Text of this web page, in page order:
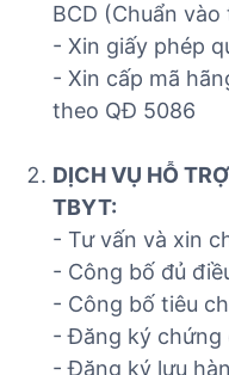
BCD (Chuẩn vào
- Xin giấy phép
- Xin cấp mã
theo QĐ 5086
DỊCH VỤ HỖ
TBYT:
- Tư vấn và xin
- Công bố đủ
- Công bố tiêu
- Đăng ký chứng
- Đăng ký lưu